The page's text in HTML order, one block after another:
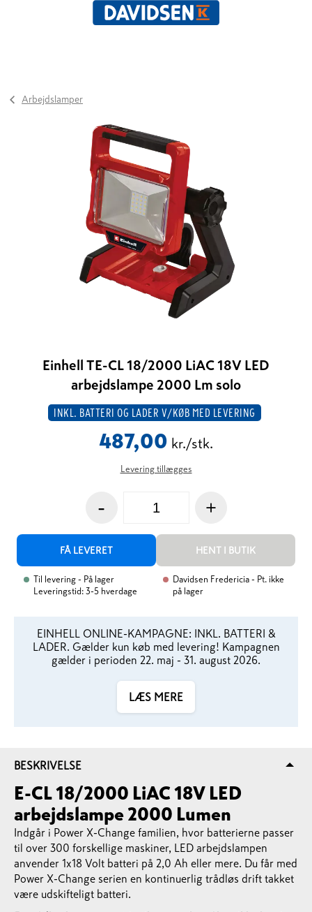
Arbejdslamper
Einhell TE-CL 18/2000 LiAC 18V LED
arbejdslampe 2000 Lm solo
INKL. BATTERI OG LADER V/KØB MED LEVERING
487,00 kr./stk.
Levering tillægges
- +
FÅ LEVERET HENT I BUTIK
Til levering - På lager
Leveringstid: 3-5 hverdage
Davidsen Fredericia - Pt. ikke
på lager
EINHELL ONLINE-KAMPAGNE: INKL. BATTERI &
LADER. Gælder kun køb med levering! Kampagnen
gælder i perioden 22. maj - 31. august 2026.
LÆS MERE
BESKRIVELSE
E-CL 18/2000 LiAC 18V LED
arbejdslampe 2000 Lumen
Indgår i Power X-Change familien, hvor batterierne passer
til over 300 forskellige maskiner, LED arbejdslampen
anvender 1x18 Volt batteri på 2,0 Ah eller mere. Du får med
Power X-Change serien en kontinuerlig trådløs drift takket
være udskifteligt batteri.